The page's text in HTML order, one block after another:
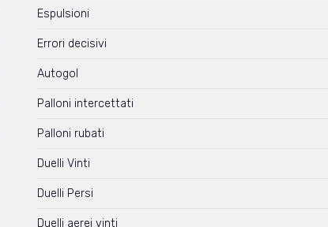
Espulsioni
Errori decisivi
Autogol
Palloni intercettati
Palloni rubati
Duelli Vinti
Duelli Persi
Duelli aerei vinti